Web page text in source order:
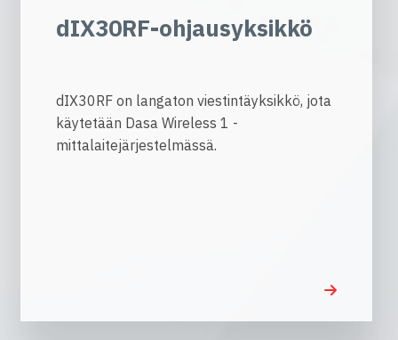
dIX30RF-ohjausyksikkö
dIX30RF on langaton viestintäyksikkö, jota
käytetään Dasa Wireless 1 -
mittalaitejärjestelmässä.